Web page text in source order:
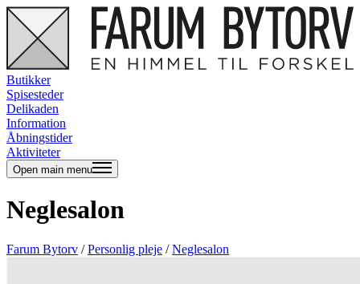
Butikker
Spisesteder
Delikaden
Information
Åbningstider
Aktiviteter
Open main menu
Neglesalon
Farum Bytorv /Personlig pleje /Neglesalon